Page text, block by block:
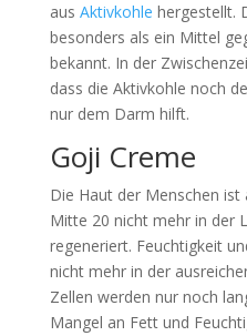
aus Aktivkohle hergestellt.
besonders als ein Mittel
bekannt. In der
dass die Aktivkohle noch
nur dem Darm hilft.
Goji Creme
Die Haut der Menschen
Mitte 20 nicht mehr in der
regeneriert. Feuchtigkeit
nicht mehr in der
Zellen werden nur noch
Mangel an Fett und